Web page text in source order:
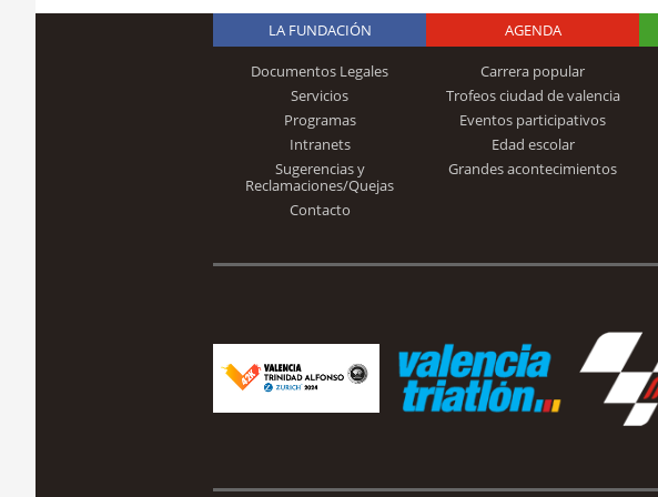
Logo Fundación
Trinidad Alfonso
LA FUNDACIÓN
Documentos Legales
Servicios
Programas
Intranets
Sugerencias y
Reclamaciones/Quejas
Contacto
AGENDA
Carrera popular
Trofeos ciudad de valencia
Eventos participativos
Edad escolar
Grandes acontecimientos